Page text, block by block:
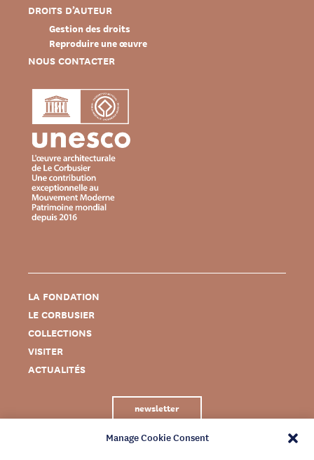
Manage Cookie Consent
DROITS D’AUTEUR
Gestion des droits
Reproduire une œuvre
NOUS CONTACTER
LA FONDATION
LE CORBUSIER
COLLECTIONS
VISITER
ACTUALITÉS
newsletter